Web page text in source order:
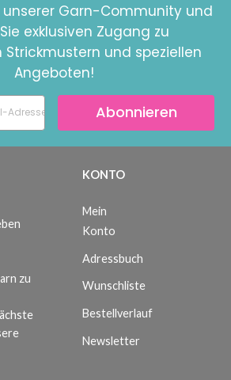
unserer Garn-Community und
exklusiven Zugang zu
Strickmustern und speziellen
Angeboten!
Abonnieren
zu
KONTO
Mein
Konto
Adressbuch
Wunschliste
Bestellverlauf
Newsletter